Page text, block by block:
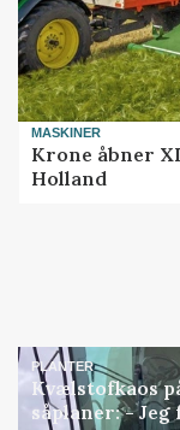
MASKINER
Krone åbner
Holland
PLANTER
Kvælstofkaos
såplaner: -